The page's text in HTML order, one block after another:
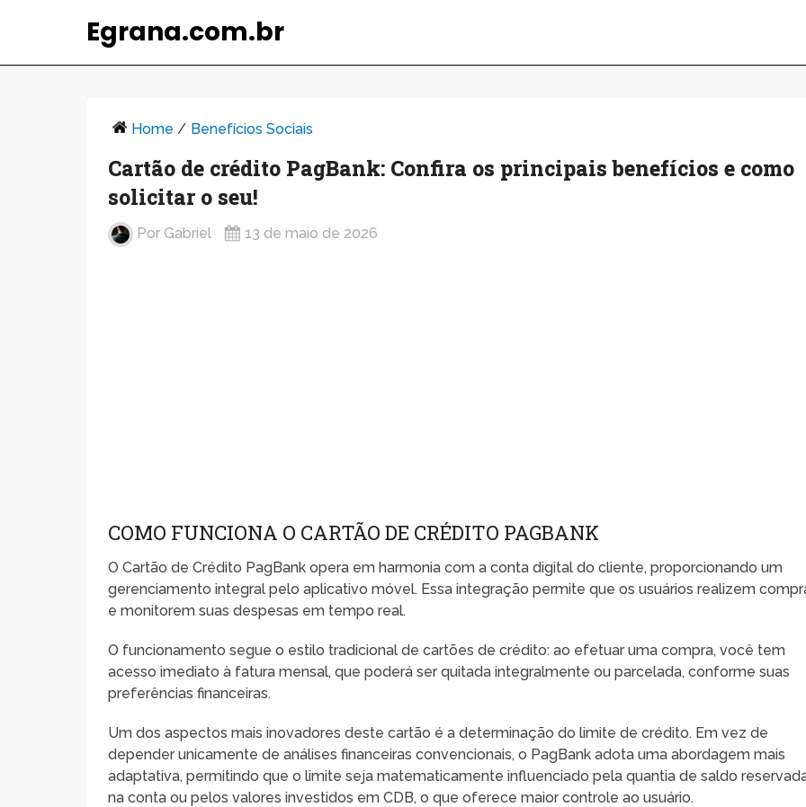
Egrana.com.br
Home / Benefícios Sociais
Cartão de crédito PagBank: Confira os principais benefícios e como
solicitar o seu!
Por Gabriel 13 de maio de 2026
COMO FUNCIONA O CARTÃO DE CRÉDITO PAGBANK
O Cartão de Crédito PagBank opera em harmonia com a conta digital do cliente, proporcionando um
gerenciamento integral pelo aplicativo móvel. Essa integração permite que os usuários realizem
e monitorem suas despesas em tempo real.
O funcionamento segue o estilo tradicional de cartões de crédito: ao efetuar uma compra, você tem
acesso imediato à fatura mensal, que poderá ser quitada integralmente ou parcelada, conforme suas
preferências financeiras.
Um dos aspectos mais inovadores deste cartão é a determinação do limite de crédito. Em vez de
depender unicamente de análises financeiras convencionais, o PagBank adota uma abordagem mais
adaptativa, permitindo que o limite seja matematicamente influenciado pela quantia de saldo
na conta ou pelos valores investidos em CDB, o que oferece maior controle ao usuário.